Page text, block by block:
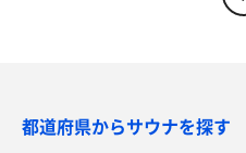
都道府県からサウナを探す